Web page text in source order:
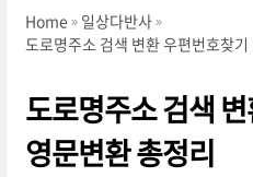
Home
일상다반사
도로명주소 검색 변환 우편번호찾기
도로명주소 검색
영문변환 총정리